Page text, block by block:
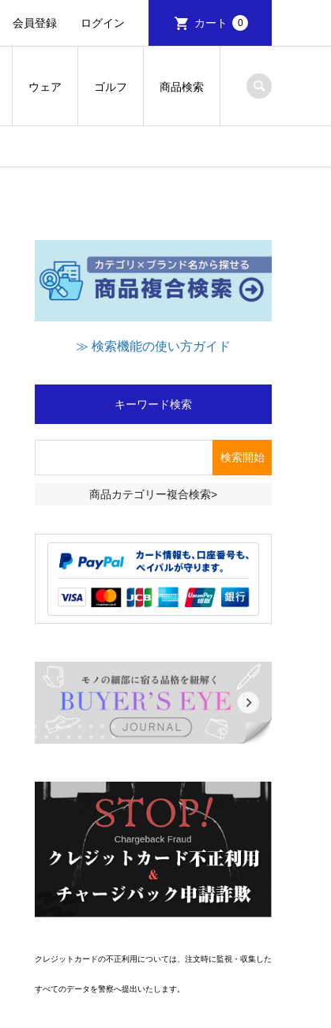
会員登録 ログイン カート 0
ウェア ゴルフ 商品検索
≫ 検索機能の使い方ガイド
キーワード検索
商品カテゴリー複合検索>
クレジットカードの不正利用については、注文時に監視・収集した
すべてのデータを警察へ提出いたします。